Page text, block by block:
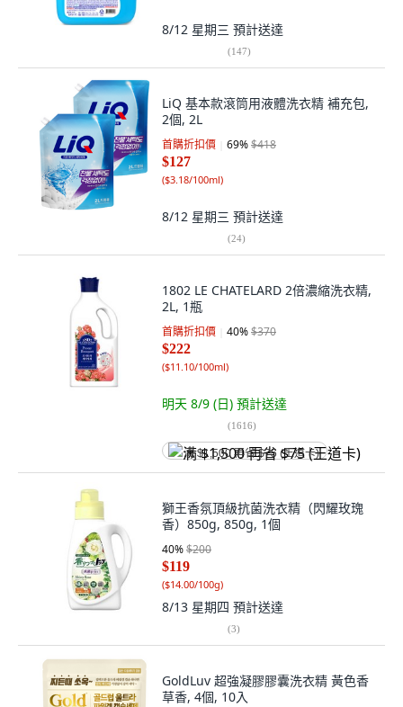
8/12 星期三 預計送達
(147)
LiQ 基本款滾筒用液體洗衣精 補充包,
2個, 2L
首購折扣價 69%$418
$127
($3.18/100ml)
8/12 星期三 預計送達
(24)
1802 LE CHATELARD 2倍濃縮洗衣精,
2L, 1瓶
首購折扣價 40%$370
$222
($11.10/100ml)
明天 8/9 (日) 預計送達
(1616)
满 $1,500 再省 $75 (王道卡)
獅王香氛頂級抗菌洗衣精（閃耀玫瑰
香）850g, 850g, 1個
40%$200
$119
($14.00/100g)
8/13 星期四 預計送達
(3)
GoldLuv 超強凝膠膠囊洗衣精 黃色香
草香, 4個, 10入